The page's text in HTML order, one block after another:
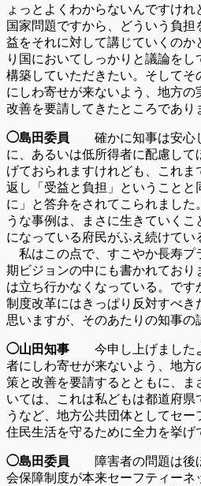
ょっとよくわからないんですけ
国家問題ですから、どういう負
益をそれに対して講じていくの
り国においてしっかりと議論を
構築していただきたい。そして
にしわ寄せが来ないよう、地方の
改善を要請してきたところであり
◯島田委員 確かに知事は安心
に、あるいは低所得者に配慮して
げておられますけれども、これま
返し「受益と負担」ということ
に」と答弁をされてこられました
うな事例は、まさに生きていく
になっている府民がふえ続けてい
私はこの点で、すこやか長寿プ
期ビジョンの中にも書かれており
は立ち行かなくなっている。で
制度改革にはきっぱり反対すべき
思いますが、そのあたりの知事の
◯山田知事 今申し上げました
者にしわ寄せが来ないよう、地
策と改善を要請するとともに、ま
いては、これは私どもは都道府
うなど、地方公共団体としてセー
住民生活を守るために全力を挙げ
◯島田委員 障害者の問題は後
会保障制度が本来セーフティーネ